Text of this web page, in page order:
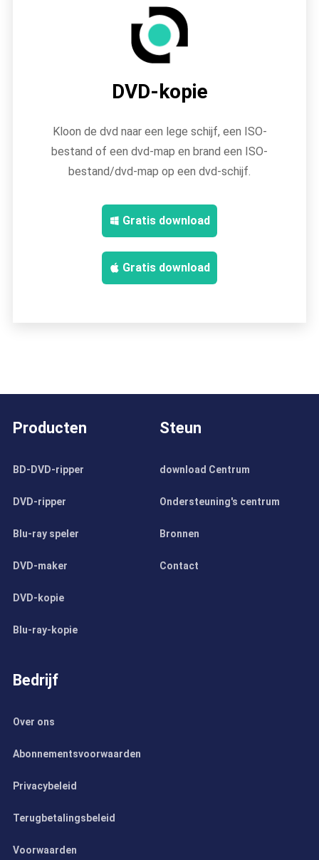
DVD-kopie
Kloon de dvd naar een lege schijf, een ISO-
bestand of een dvd-map en brand een ISO-
bestand/dvd-map op een dvd-schijf.
Gratis download
Gratis download
Producten
BD-DVD-ripper
DVD-ripper
Blu-ray speler
DVD-maker
DVD-kopie
Blu-ray-kopie
Steun
download Centrum
Ondersteuning's centrum
Bronnen
Contact
Bedrijf
Over ons
Abonnementsvoorwaarden
Privacybeleid
Terugbetalingsbeleid
Voorwaarden